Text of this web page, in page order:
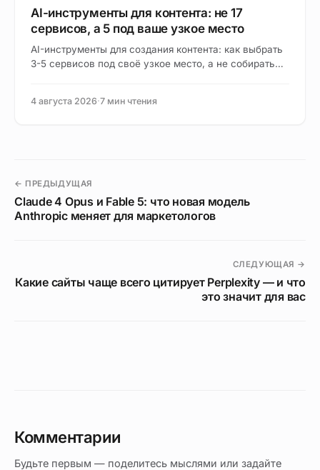
AI-инструменты для контента: не 17
сервисов, а 5 под ваше узкое место
AI-инструменты для создания контента: как выбрать
3-5 сервисов под своё узкое место, а не собирать
4 августа 2026·7 мин чтения
← ПРЕДЫДУЩАЯ
Claude 4 Opus и Fable 5: что новая модель
Anthropic меняет для маркетологов
СЛЕДУЮЩАЯ →
Какие сайты чаще всего цитирует Perplexity — и что
это значит для вас
Комментарии
Будьте первым — поделитесь мыслями или задайте